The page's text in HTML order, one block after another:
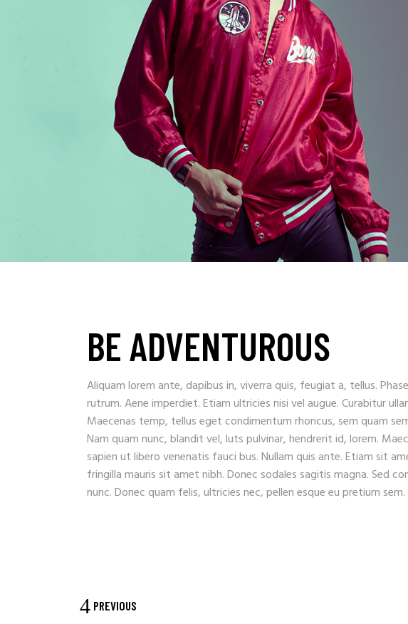
BE ADVENTUROUS
Aliquam lorem ante, dapibus in, viverra quis, feugiat a, tellus.
rutrum. Aene imperdiet. Etiam ultricies nisi vel augue. Curabitur
Maecenas temp, tellus eget condimentum rhoncus, sem quam
Nam quam nunc, blandit vel, luts pulvinar, hendrerit id, lorem.
sapien ut libero venenatis fauci bus. Nullam quis ante. Etiam sit
fringilla mauris sit amet nibh. Donec sodales sagitis magna. Sed
nunc. Donec quam felis, ultricies nec, pellen esque eu pretium sem.
PREVIOUS